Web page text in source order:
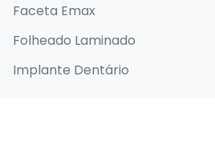
Faceta Emax
Folheado Laminado
Implante Dentário